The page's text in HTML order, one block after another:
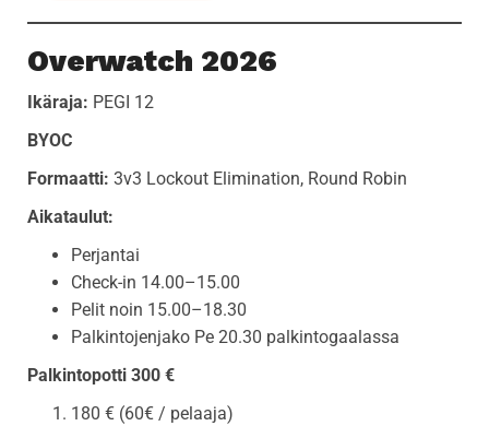
Overwatch 2026
Ikäraja: PEGI 12
BYOC
Formaatti: 3v3 Lockout Elimination, Round Robin
Aikataulut:
Perjantai
Check-in 14.00–15.00
Pelit noin 15.00–18.30
Palkintojenjako Pe 20.30 palkintogaalassa
Palkintopotti 300 €
180 € (60€ / pelaaja)